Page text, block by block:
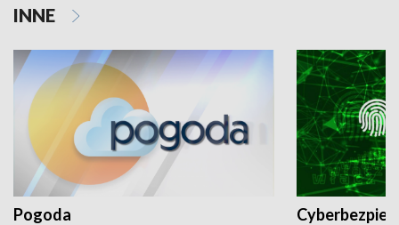
INNE
Pogoda